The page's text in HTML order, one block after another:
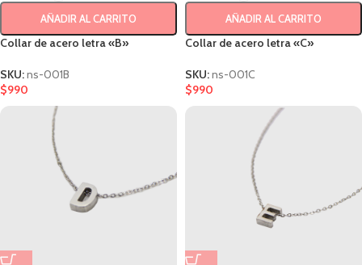
AÑADIR AL CARRITO
Collar de acero letra «B»
SKU:ns-001B
$990
AÑADIR AL CARRITO
Collar de acero letra «C»
SKU:ns-001C
$990